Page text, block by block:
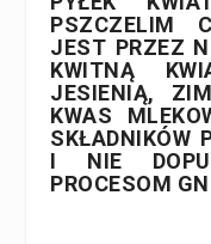
PSZCZELIM
JEST PRZEZ
KWITNĄ
JESIENIĄ,
KWAS
SKŁADNIKÓW
I NIE
PROCESOM